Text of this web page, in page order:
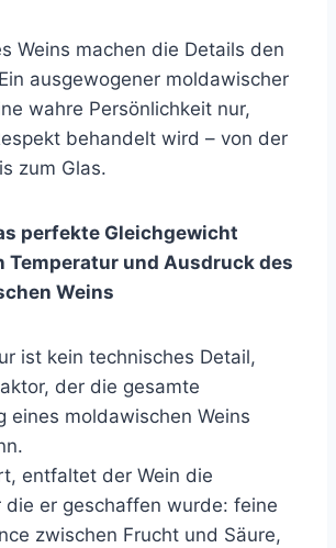
Weins machen die Details den
ausgewogener moldawischer
wahre Persönlichkeit nur,
behandelt wird – von der
zum Glas.
perfekte Gleichgewicht
Temperatur und Ausdruck des
Weins
ist kein technisches Detail,
der die gesamte
eines moldawischen Weins
entfaltet der Wein die
die er geschaffen wurde: feine
zwischen Frucht und Säure,